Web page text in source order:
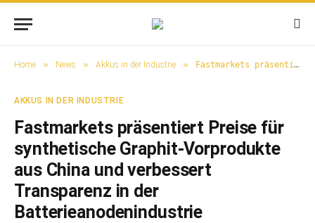
Home » News » Akkus in der Industrie » Fastmarkets präsentiert Preise für synthetische Graphit-Vorprodukte aus China und verbessert Transparenz in der Batterieanodenindustrie
AKKUS IN DER INDUSTRIE
Fastmarkets präsentiert Preise für
synthetische Graphit-Vorprodukte
aus China und verbessert
Transparenz in der
Batterieanodenindustrie